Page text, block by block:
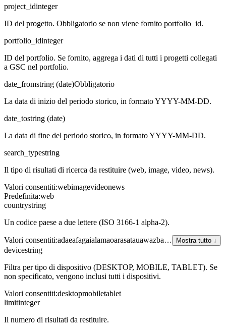
project_idinteger
ID del progetto. Obbligatorio se non viene fornito portfolio_id.
portfolio_idinteger
ID del portfolio. Se fornito, aggrega i dati di tutti i progetti collegati
a GSC nel portfolio.
date_fromstring (date)Obbligatorio
La data di inizio del periodo storico, in formato YYYY-MM-DD.
date_tostring (date)
La data di fine del periodo storico, in formato YYYY-MM-DD.
search_typestring
Il tipo di risultati di ricerca da restituire (web, image, video, news).
Valori consentiti:webimagevideonews
Predefinita:web
countrystring
Un codice paese a due lettere (ISO 3166-1 alpha-2).
Valori consentiti:adaeafagaialamaoarasatauawazba… Mostra tutto ↓
devicestring
Filtra per tipo di dispositivo (DESKTOP, MOBILE, TABLET). Se
non specificato, vengono inclusi tutti i dispositivi.
Valori consentiti:desktopmobiletablet
limitinteger
Il numero di risultati da restituire.